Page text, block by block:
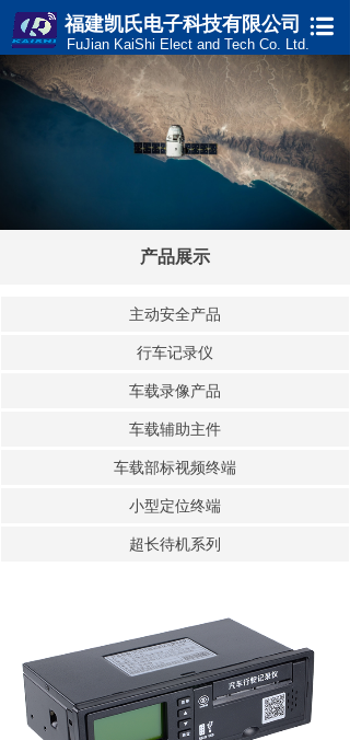
产品展示
主动安全产品
行车记录仪
车载录像产品
车载辅助主件
车载部标视频终端
小型定位终端
超长待机系列
福建凯氏电子科技有限公司
FuJian KaiShi Elect and Tech Co. Ltd.